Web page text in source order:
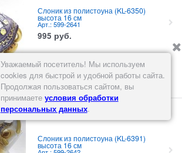
Слоник из полистоуна (KL-6350)
высота 16 см
Арт.: 599-2641
995 руб.
Слоник из полистоуна (KL-6391)
высота 16 см
Уважаемый посетитель! Мы используем
cookies для быстрой и удобной работы сайта.
Продолжая пользоваться сайтом, вы
принимаете условия обработки
персональных данных.